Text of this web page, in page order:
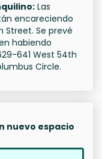
Las
encareciendo
Street. Se prevé
habiendo
641 West 54th
Circle.
nuevo espacio